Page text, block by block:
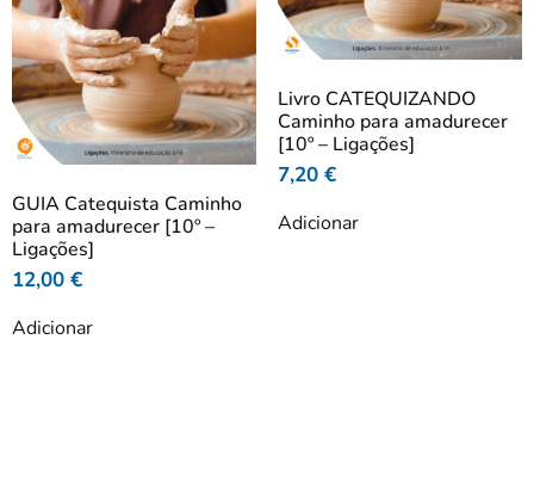
GUIA Catequista Caminho
para amadurecer [10º –
Ligações]
12,00 €
Adicionar
Livro CATEQUIZANDO
Caminho para amadurecer
[10º – Ligações]
7,20 €
Adicionar